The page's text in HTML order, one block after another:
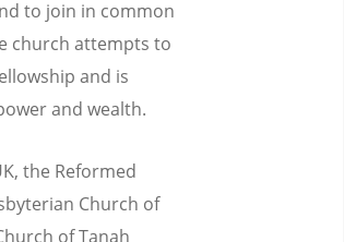
to join in common
church attempts to
and is
and wealth.
the Reformed
Church of
of Tanah